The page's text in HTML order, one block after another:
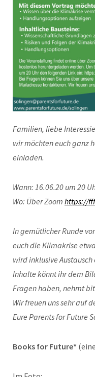
Familien, liebe
wir möchten euch ganz
einladen.
Wann: 16.06.20 um 20
Wo: Über Zoom https://
In gemütlicher Runde
euch die Klimakrise
wird inklusive
Inhalte könnt ihr dem
Fragen haben, nehmt
Wir freuen uns sehr auf
Eure Parents for Future
Books for Future*